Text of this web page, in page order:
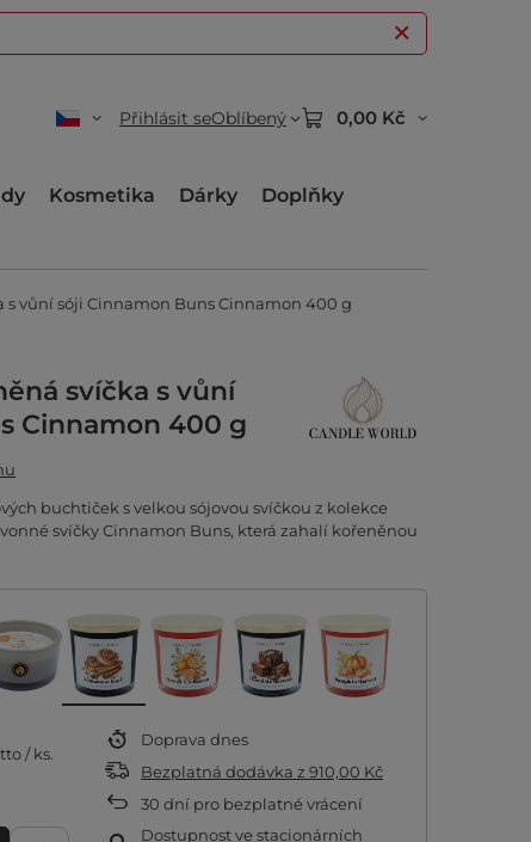
Přihlásit seOblíbený 0,00 Kč
Kosmetika Dárky
Doplňky
s vůní sóji Cinnamon Buns Cinnamon 400 g
svíčka s vůní
Cinnamon 400 g
buchtiček s velkou sójovou svíčkou z kolekce
svíčky Cinnamon Buns, která zahalí kořeněnou
/ks.
Doprava dnes
Bezplatná dodávka z 910,00 Kč
30 dní pro bezplatné vrácení
Dostupnost ve stacionárních